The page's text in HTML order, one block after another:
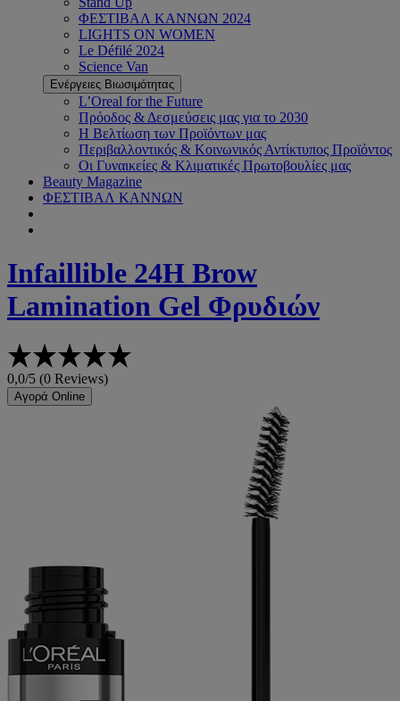
ΦΕΣΤΙΒΑΛ ΚΑΝΝΩΝ 2024
LIGHTS ON WOMEN
Le Défilé 2024
Science Van
Ενέργειες Βιωσιμότητας
L’Oreal for the Future
Πρόοδος & Δεσμεύσεις μας για το 2030
Η Βελτίωση των Προϊόντων μας
Περιβαλλοντικός & Κοινωνικός Αντίκτυπος Προϊόντος
Οι Γυναικείες & Κλιματικές Πρωτοβουλίες μας
Beauty Magazine
ΦΕΣΤΙΒΑΛ ΚΑΝΝΩΝ
Infaillible 24H Brow
Lamination Gel Φρυδιών
0,0/5 (0 Reviews)
Αγορά Online